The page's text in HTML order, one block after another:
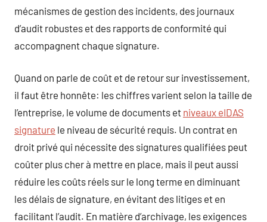
mécanismes de gestion des incidents, des journaux
d’audit robustes et des rapports de conformité qui
accompagnent chaque signature.
Quand on parle de coût et de retour sur investissement,
il faut être honnête: les chiffres varient selon la taille de
l’entreprise, le volume de documents et niveaux eIDAS
signature le niveau de sécurité requis. Un contrat en
droit privé qui nécessite des signatures qualifiées peut
coûter plus cher à mettre en place, mais il peut aussi
réduire les coûts réels sur le long terme en diminuant
les délais de signature, en évitant des litiges et en
facilitant l’audit. En matière d’archivage, les exigences